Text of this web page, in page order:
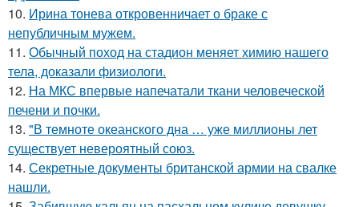
10. Ирина тонева откровенничает о браке с
непубличным мужем.
11. Обычный поход на стадион меняет химию нашего
тела, доказали физиологи.
12. На МКС впервые напечатали ткани человеческой
печени и почки.
13. "В темноте океанского дна … уже миллионы лет
существует невероятный союз.
14. Секретные документы британской армии на свалке
нашли.